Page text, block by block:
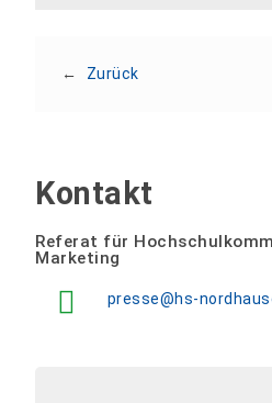
← Zurück
Kontakt
Referat für
Marketing
presse@hs-